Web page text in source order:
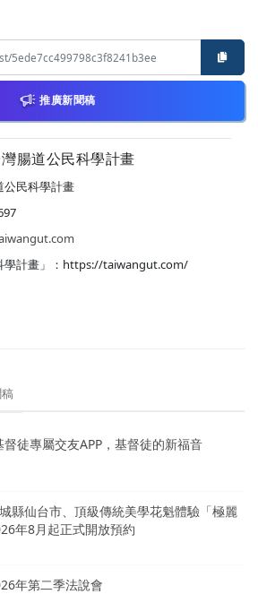
推廣新聞稿
腸道公民科學計畫
公民科學計畫
學計畫」：https://taiwangut.com/
督徒專屬交友APP，基督徒的新福音
縣仙台市、頂級傳統美學花魁體驗「極麗
年8月起正式開放預約
年第二季法說會